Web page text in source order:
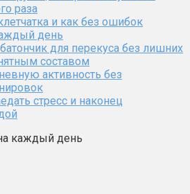
раза
и как без ошибок
день
для перекуса без лишних
составом
активность без
стресс и наконец
каждый день